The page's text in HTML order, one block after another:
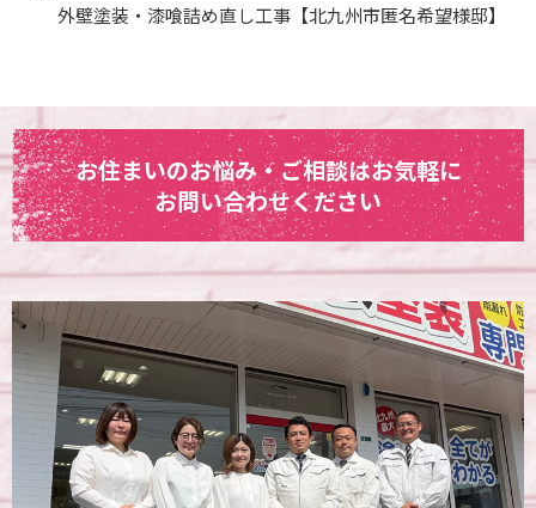
外壁塗装・漆喰詰め直し工事【北九州市匿名希望様邸】
お住まいのお悩み・ご相談はお気軽に
お問い合わせください